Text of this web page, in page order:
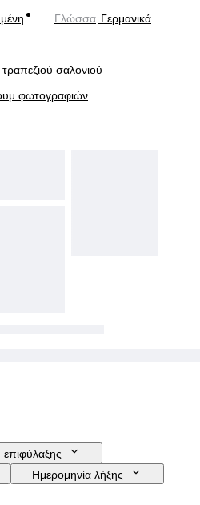
Γλώσσα Γερμανικά
τραπεζιού σαλονιού
φωτογραφιών
επιφύλαξης
Ημερομηνία λήξης